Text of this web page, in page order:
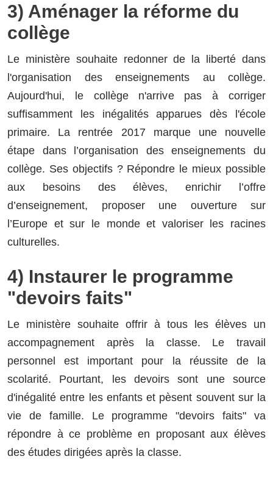
3) Aménager la réforme du
collège
Le ministère souhaite redonner de la liberté dans
l'organisation des enseignements au collège.
Aujourd'hui, le collège n'arrive pas à corriger
suffisamment les inégalités apparues dès l'école
primaire. La rentrée 2017 marque une nouvelle
étape dans l’organisation des enseignements du
collège. Ses objectifs ? Répondre le mieux possible
aux besoins des élèves, enrichir l’offre
d’enseignement, proposer une ouverture sur
l’Europe et sur le monde et valoriser les racines
culturelles.
4) Instaurer le programme
"devoirs faits"
Le ministère souhaite offrir à tous les élèves un
accompagnement après la classe. Le travail
personnel est important pour la réussite de la
scolarité. Pourtant, les devoirs sont une source
d'inégalité entre les enfants et pèsent souvent sur la
vie de famille. Le programme "devoirs faits" va
répondre à ce problème en proposant aux élèves
des études dirigées après la classe.